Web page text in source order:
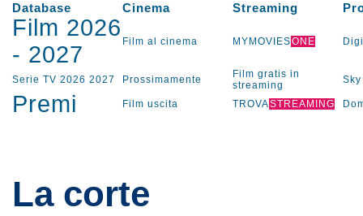
Database Cinema Streaming
Film 2026
- 2027 Film al cinema MYMOVIESONE
Serie TV 2026 2027 Prossimamente
Film gratis in
streaming
Sky
Premi Film uscita TROVASTREAMING
La corte